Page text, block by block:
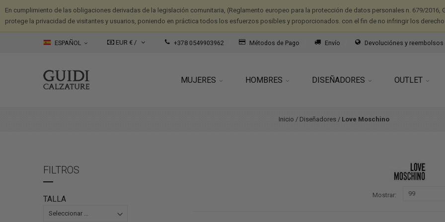
En cumplimiento de las obligaciones derivadas de la legislación comunitaria, (Reglamento europeo para la protección de datos personales n. 679/2016,
protege la privacidad de visitantes y usuarios, poniendo en práctica todos los esfuerzos posibles y proporcionados. con el fin de no infringir los
ESPAÑOL EUR € / +378 0549903962 Métodos de Pago Envío Devoluciónes y reembolsos
MUJERES HOMBRES DISEÑADORES OUTLET
Inicio / Diseñadores / Love Moschino
FILTROS
TALLA Mostrar